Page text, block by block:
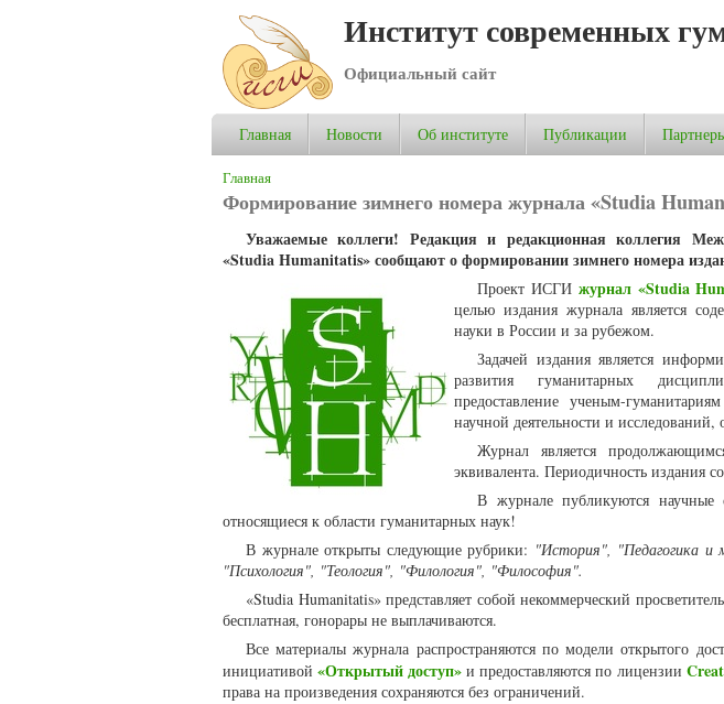
Институт современных
Официальный сайт
Главная Новости Об институте Публикации
Вы здесь
Главная
Формирование зимнего номера журнала «Studia
Уважаемые коллеги! Редакция и редакционная коллегия
«Studia Humanitatis» сообщают о формировании зимнего номера
Проект ИСГИ журнал «Studia
целью издания журнала является
науки в России и за рубежом.
Задачей издания является
развития гуманитарных
предоставление ученым-
научной деятельности и
Журнал является
эквивалента. Периодичность издания
В журнале публикуются научные
относящиеся к области гуманитарных наук!
В журнале открыты следующие рубрики: "История", "Педагогика и
"Психология", "Теология", "Филология", "Философия".
«Studia Humanitatis» представляет собой некоммерческий
бесплатная, гонорары не выплачиваются.
Все материалы журнала распространяются по модели открытого
инициативой«Открытый доступ» и предоставляются по лицензии
права на произведения сохраняются без ограничений.